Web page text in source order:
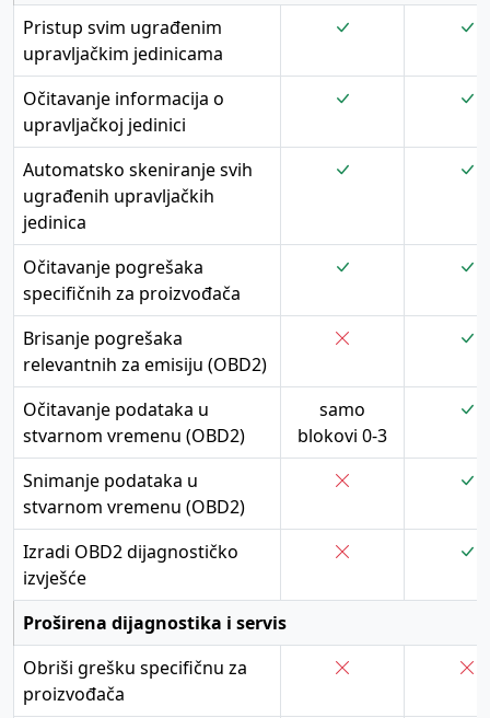
Pristup svim ugrađenim
upravljačkim jedinicama
Očitavanje informacija o
upravljačkoj jedinici
Automatsko skeniranje svih
ugrađenih upravljačkih
jedinica
Očitavanje pogrešaka
specifičnih za proizvođača
Brisanje pogrešaka
relevantnih za emisiju (OBD2)
Očitavanje podataka u
stvarnom vremenu (OBD2)
samo
blokovi 0-3
Snimanje podataka u
stvarnom vremenu (OBD2)
Izradi OBD2 dijagnostičko
izvješće
Proširena dijagnostika i servis
Obriši grešku specifičnu za
proizvođača